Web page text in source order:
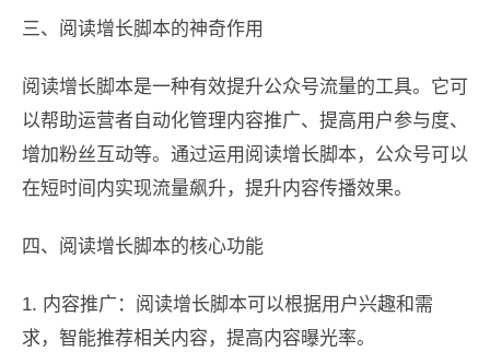
三、阅读增长脚本的神奇作用
阅读增长脚本是一种有效提升公众号流量的工具。它可
以帮助运营者自动化管理内容推广、提高用户参与度、
增加粉丝互动等。通过运用阅读增长脚本，公众号可以
在短时间内实现流量飙升，提升内容传播效果。
四、阅读增长脚本的核心功能
1. 内容推广：阅读增长脚本可以根据用户兴趣和需
求，智能推荐相关内容，提高内容曝光率。